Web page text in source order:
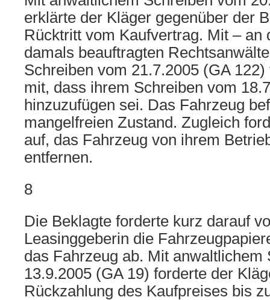
erklärte der Kläger gegenüber der
Rücktritt vom Kaufvertrag. Mit – an
damals beauftragten
Schreiben vom 21.7.2005 (GA
mit, dass ihrem Schreiben vom
hinzuzufügen sei. Das Fahrzeug
mangelfreien Zustand. Zugleich
auf, das Fahrzeug von ihrem
entfernen.
8
Die Beklagte forderte kurz darauf
Leasinggeberin die
das Fahrzeug ab. Mit anwaltlichem
13.9.2005 (GA 19) forderte der
Rückzahlung des Kaufpreises bis